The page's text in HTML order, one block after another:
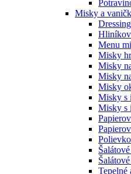
Misky a
Menu
Misky
Misky
Misky
Misky
Misky s
Misky s
Tepelné